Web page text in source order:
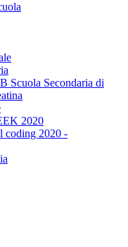
Scuola Secondaria di
2020
coding 2020 -